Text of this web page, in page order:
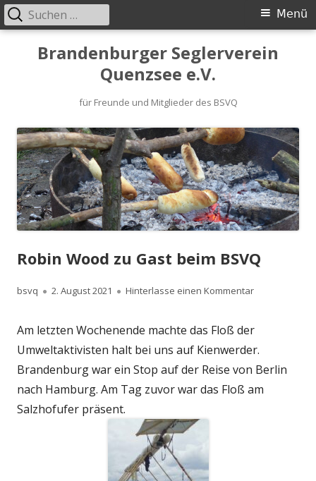
Brandenburger Seglerverein
Quenzsee e.V.
für Freunde und Mitglieder des BSVQ
Primäres
Menü
Menü
Suchen
nach:
Robin Wood zu Gast beim BSVQ
Autor
bsvq
Veröffentlicht
2. August 2021 Hinterlasse einen Kommentarzu Robin
Am letzten Wochenende machte das Floß der
Umweltaktivisten halt bei uns auf Kienwerder.
Brandenburg war ein Stop auf der Reise von Berlin
nach Hamburg. Am Tag zuvor war das Floß am
Salzhofufer präsent.